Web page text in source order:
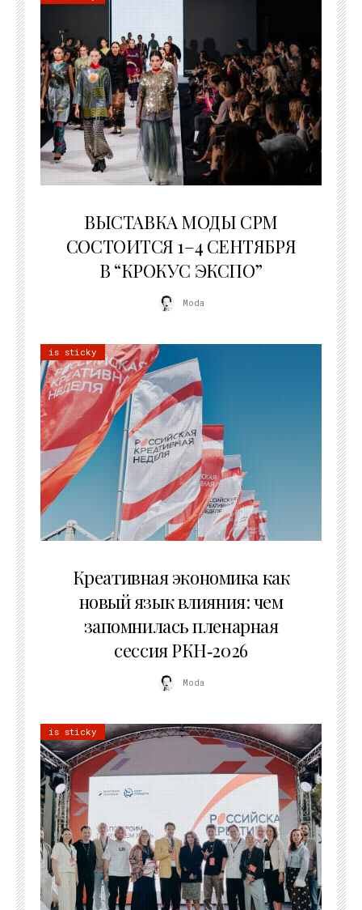
ВЫСТАВКА МОДЫ CPM
СОСТОИТСЯ 1–4 СЕНТЯБРЯ
В “КРОКУС ЭКСПО”
Moda
is sticky
Креативная экономика как
новый язык влияния: чем
запомнилась пленарная
сессия РКН‑2026
Moda
is sticky